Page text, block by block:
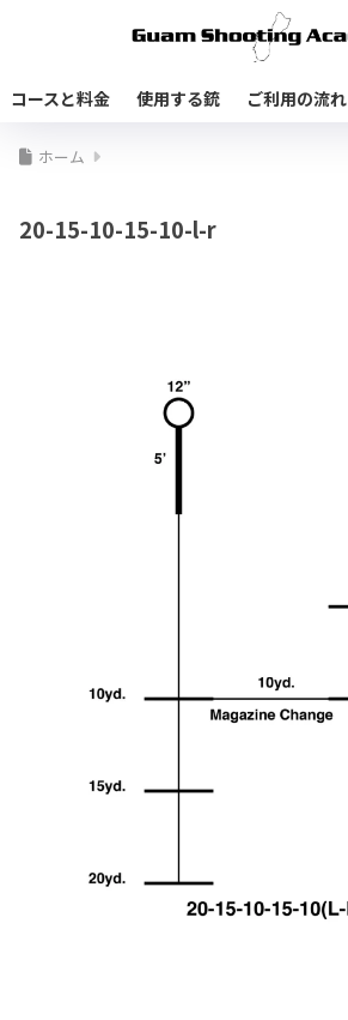
コースと料金 使用する銃 ご利用の流れ
ホーム
20-15-10-15-10-l-r